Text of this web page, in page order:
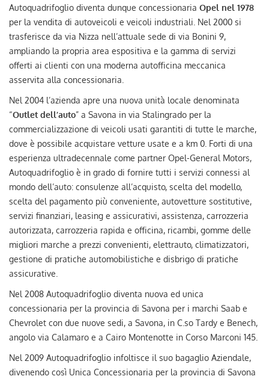
ASSISTENZA
CONTATTI
NEWS
AREA COMMERCIANTI
Autoquadrifoglio diventa dunque concessionaria Opel nel 1978
per la vendita di autoveicoli e veicoli industriali. Nel 2000 si
trasferisce da via Nizza nell’attuale sede di via Bonini 9,
ampliando la propria area espositiva e la gamma di servizi
offerti ai clienti con una moderna autofficina meccanica
asservita alla concessionaria.
Nel 2004 l’azienda apre una nuova unità locale denominata
“Outlet dell’auto” a Savona in via Stalingrado per la
commercializzazione di veicoli usati garantiti di tutte le marche,
dove è possibile acquistare vetture usate e a km 0. Forti di una
esperienza ultradecennale come partner Opel-General Motors,
Autoquadrifoglio è in grado di fornire tutti i servizi connessi al
mondo dell’auto: consulenze all’acquisto, scelta del modello,
scelta del pagamento più conveniente, autovetture sostitutive,
servizi finanziari, leasing e assicurativi, assistenza, carrozzeria
autorizzata, carrozzeria rapida e officina, ricambi, gomme delle
migliori marche a prezzi convenienti, elettrauto, climatizzatori,
gestione di pratiche automobilistiche e disbrigo di pratiche
assicurative.
Nel 2008 Autoquadrifoglio diventa nuova ed unica
concessionaria per la provincia di Savona per i marchi Saab e
Chevrolet con due nuove sedi, a Savona, in C.so Tardy e Benech,
angolo via Calamaro e a Cairo Montenotte in Corso Marconi 145.
Nel 2009 Autoquadrifoglio infoltisce il suo bagaglio Aziendale,
divenendo così Unica Concessionaria per la provincia di Savona